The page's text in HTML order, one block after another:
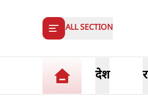
ALL SECTION
देश